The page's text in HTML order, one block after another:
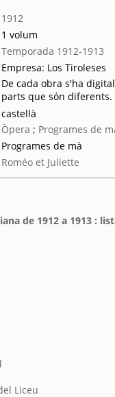
1912
1 volum
Temporada 1912-1913
Empresa: Los Tiroleses
De cada obra s'ha
parts que són diferents.
castellà
Òpera ; Programes de
Programes de mà
Roméo et Juliette
de 1912 a 1913 :
Liceu